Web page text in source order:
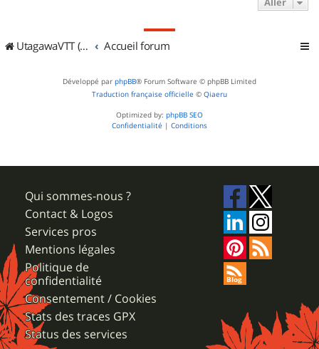
UtagawaVTT (Randos VTT et VTTAE avec traces GPS) Accueil forum
Développé par phpBB® Forum Software © phpBB Limited
Traduction française officielle © Qiaeru
Optimized by: phpBB SEO
Confidentialité | Conditions
Qui sommes-nous ?
Contact & Logos
Services pros
Mentions légales
Politique de
confidentialité
Consentement / Cookies
Stats des traces GPX
Status des services